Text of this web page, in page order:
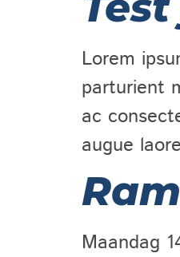
Lorem
parturient
ac
augue
Maandag